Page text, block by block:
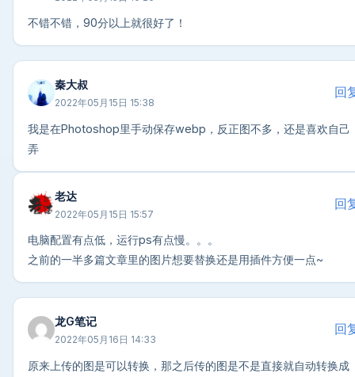
不错不错，90分以上就很好了！
秦大叔
2022年05月15日 15:38
回
我是在Photoshop里手动保存webp，反正图不多，还是喜欢自己
弄
老达
2022年05月15日 15:57
回
电脑配置有点低，运行ps有点慢。。。
之前的一半多篇文章里的图片想要替换还是用插件方便一点~
龙G笔记
2022年05月16日 14:33
回
原来上传的图是可以转换，那之后传的图是不是直接就自动转换成